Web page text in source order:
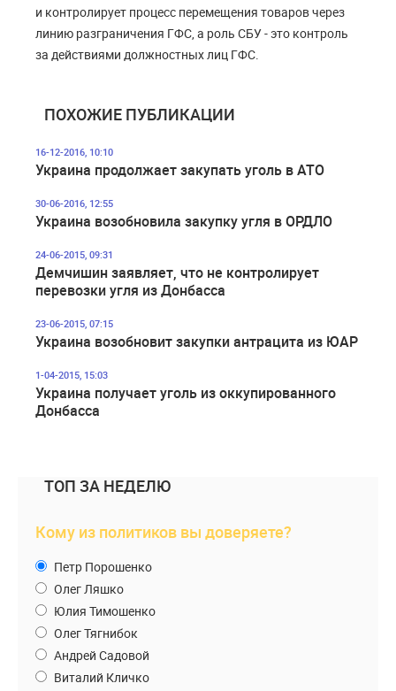
и контролирует процесс перемещения товаров через
линию разграничения ГФС, а роль СБУ - это контроль
за действиями должностных лиц ГФС.
ПОХОЖИЕ ПУБЛИКАЦИИ
16-12-2016, 10:10
Украина продолжает закупать уголь в АТО
30-06-2016, 12:55
Украина возобновила закупку угля в ОРДЛО
24-06-2015, 09:31
Демчишин заявляет, что не контролирует
перевозки угля из Донбасса
23-06-2015, 07:15
Украина возобновит закупки антрацита из ЮАР
1-04-2015, 15:03
Украина получает уголь из оккупированного
Донбасса
ТОП ЗА НЕДЕЛЮ
Кому из политиков вы доверяете?
Петр Порошенко
Олег Ляшко
Юлия Тимошенко
Олег Тягнибок
Андрей Садовой
Виталий Кличко